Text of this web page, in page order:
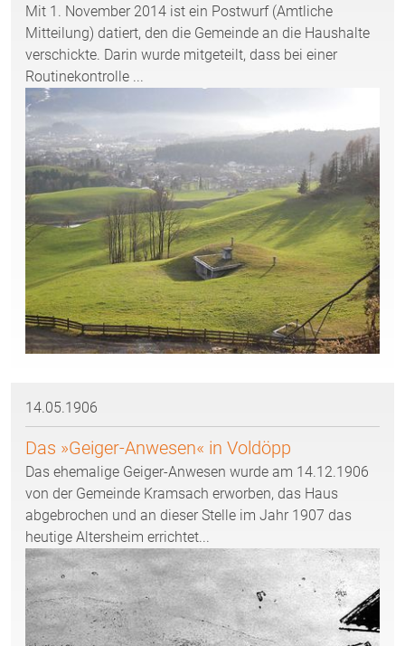
Mit 1. November 2014 ist ein Postwurf (Amtliche
Mitteilung) datiert, den die Gemeinde an die Haushalte
verschickte. Darin wurde mitgeteilt, dass bei einer
Routinekontrolle ...
14.05.1906
Das »Geiger-Anwesen« in Voldöpp
Das ehemalige Geiger-Anwesen wurde am 14.12.1906
von der Gemeinde Kramsach erworben, das Haus
abgebrochen und an dieser Stelle im Jahr 1907 das
heutige Altersheim errichtet...